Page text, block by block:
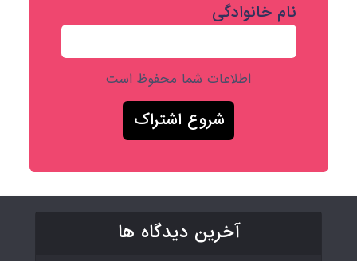
نام خانوادگی
اطلاعات شما محفوظ است
آخرین دیدگاه ها